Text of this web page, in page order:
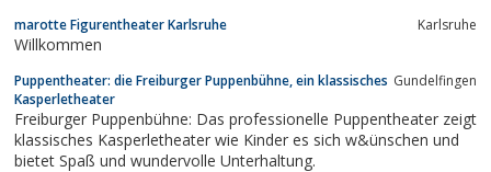
marotte Figurentheater Karlsruhe Karlsruhe
Willkommen
Puppentheater: die Freiburger Puppenbühne, ein klassisches
Kasperletheater
Gundelfingen
Freiburger Puppenbühne: Das professionelle Puppentheater zeigt
klassisches Kasperletheater wie Kinder es sich w&ünschen und
bietet Spaß und wundervolle Unterhaltung.